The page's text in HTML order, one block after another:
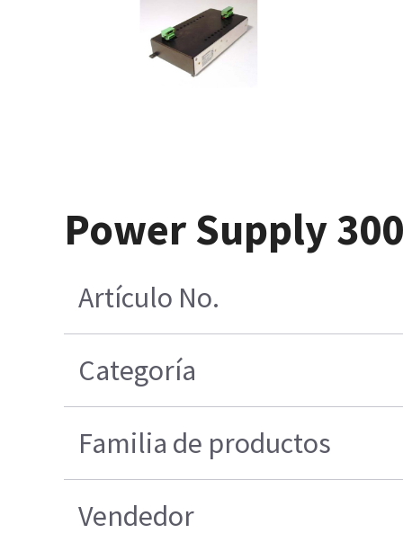
Power Supply
Artículo No.
Categoría
Familia de productos
Vendedor